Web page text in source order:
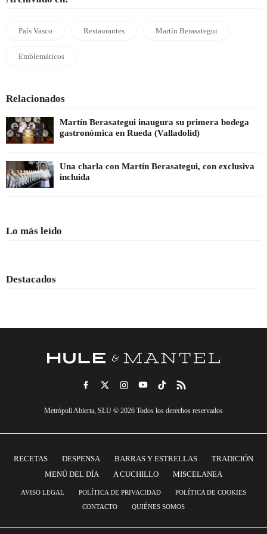
País Vasco Restaurantes Martín Berasategui
Emblemáticos
Relacionados
Martín Berasategui inaugura su primera bodega
gastronómica en Rueda (Valladolid)
Una charla con Martín Berasategui, con exclusiva
incluida
Lo más leído
Destacados
Metrópoli Abierta, SLU © 2026 Todos los derechos reservados
RECETAS DESPENSA BARRAS Y ESTRELLAS
TRADICIÓN
MENÚ DEL DÍA
A CUCHILLO MISCELANEA
AVISO LEGAL POLÍTICA DE PRIVACIDAD
POLÍTICA DE COOKIES
CONTACTO
QUIÉNES SOMOS